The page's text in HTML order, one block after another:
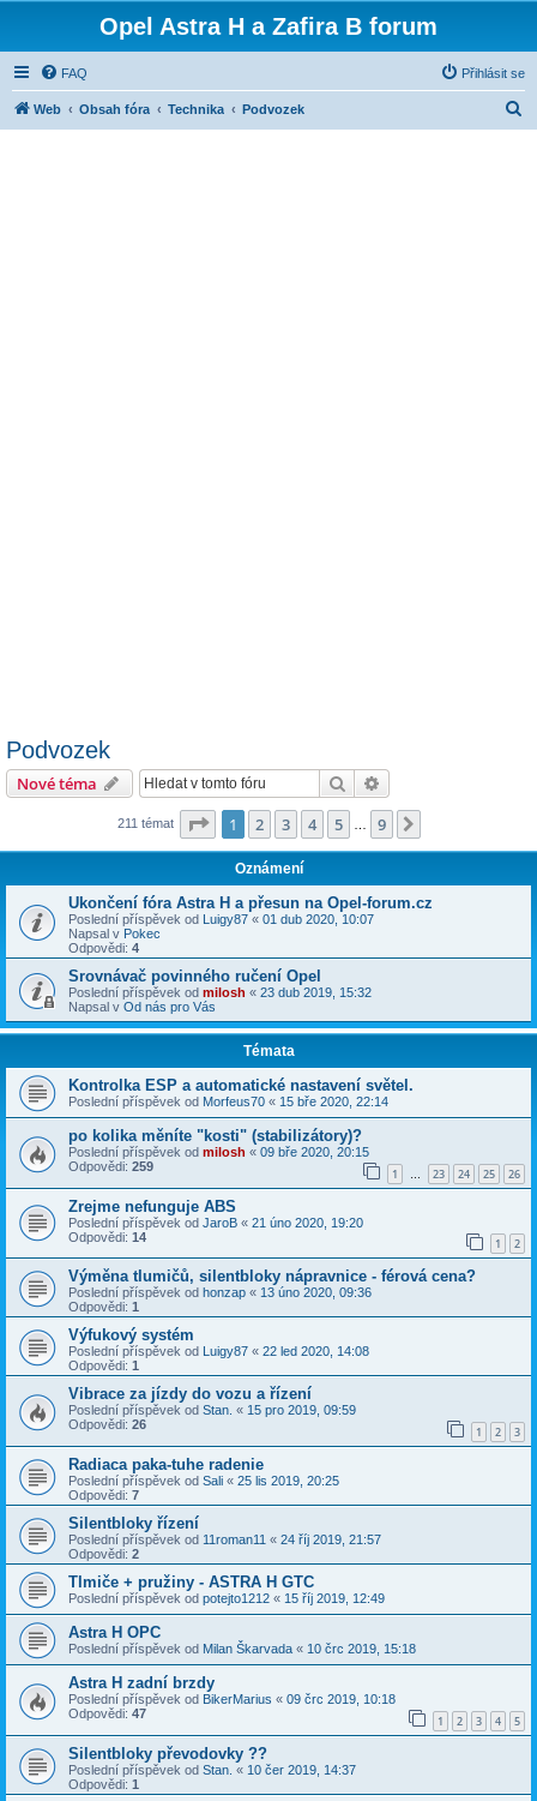
Opel Astra H a Zafira B forum
FAQ Přihlásit se
Web Obsah fóra Technika Podvozek
Podvozek
Nové téma Hledat
211 témat Stránka z
1 2 3 4 5 9
Oznámení
Ukončení fóra Astra H a přesun na Opel-forum.cz
Poslední příspěvek od Luigy87 « 01 dub 2020, 10:07
Napsal v Pokec
Odpovědi: 4
Srovnávač povinného ručení Opel
Poslední příspěvek od milosh « 23 dub 2019, 15:32
Napsal v Od nás pro Vás
Témata
Kontrolka ESP a automatické nastavení světel.
Poslední příspěvek od Morfeus70 « 15 bře 2020, 22:14
po kolika měníte "kosti" (stabilizátory)?
Poslední příspěvek od milosh « 09 bře 2020, 20:15
Odpovědi: 259 1 … 23 24 25 26
Zrejme nefunguje ABS
Poslední příspěvek od JaroB « 21 úno 2020, 19:20
Odpovědi: 14 1 2
Výměna tlumičů, silentbloky nápravnice - férová cena?
Poslední příspěvek od honzap « 13 úno 2020, 09:36
Odpovědi: 1
Výfukový systém
Poslední příspěvek od Luigy87 « 22 led 2020, 14:08
Odpovědi: 1
Vibrace za jízdy do vozu a řízení
Poslední příspěvek od Stan. « 15 pro 2019, 09:59
Odpovědi: 26 1 2 3
Radiaca paka-tuhe radenie
Poslední příspěvek od Sali « 25 lis 2019, 20:25
Odpovědi: 7
Silentbloky řízení
Poslední příspěvek od 11roman11 « 24 říj 2019, 21:57
Odpovědi: 2
Tlmiče + pružiny - ASTRA H GTC
Poslední příspěvek od potejto1212 « 15 říj 2019, 12:49
Astra H OPC
Poslední příspěvek od Milan Škarvada « 10 črc 2019, 15:18
Astra H zadní brzdy
Poslední příspěvek od BikerMarius « 09 črc 2019, 10:18
Odpovědi: 47 1 2 3 4 5
Silentbloky převodovky ??
Poslední příspěvek od Stan. « 10 čer 2019, 14:37
Odpovědi: 1